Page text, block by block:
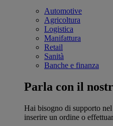
Automotive
Agricoltura
Logistica
Manifattura
Retail
Sanità
Banche e finanza
Parla con il
Hai bisogno di supporto
inserire un ordine o